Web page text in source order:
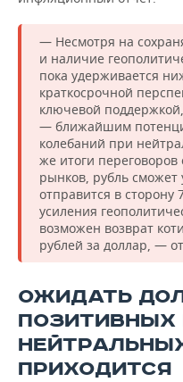
— Несмотря на
и наличие
пока удерживается
краткосрочной
ключевой
— ближайшим
колебаний при
же итоги
рынков, рубль сможет
отправится в
усиления
возможен возврат
рублей за доллар, —
ОЖИДАТЬ
ПРИХОДИТСЯ